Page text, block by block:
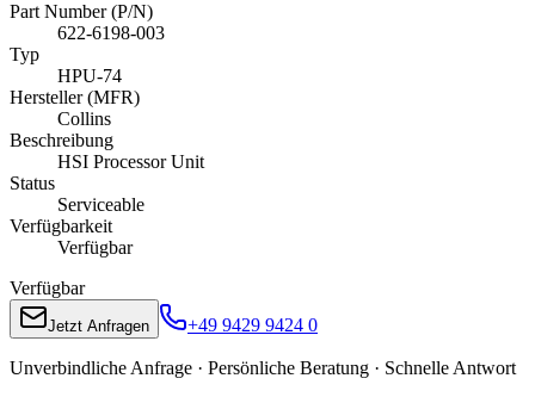
Part Number (P/N)
622-6198-003
Typ
HPU-74
Hersteller (MFR)
Collins
Beschreibung
HSI Processor Unit
Status
Serviceable
Verfügbarkeit
Verfügbar
Verfügbar
Jetzt Anfragen +49 9429 9424 0
Unverbindliche Anfrage · Persönliche Beratung · Schnelle Antwort